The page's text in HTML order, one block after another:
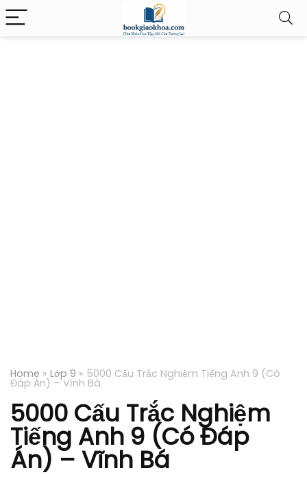
Home » Lớp 9 » 5000 Cấu Trắc Nghiệm Tiếng Anh 9 (Có
Đáp Án) – Vĩnh Bá
5000 Cấu Trắc Nghiệm
Tiếng Anh 9 (Có Đáp
Án) – Vĩnh Bá